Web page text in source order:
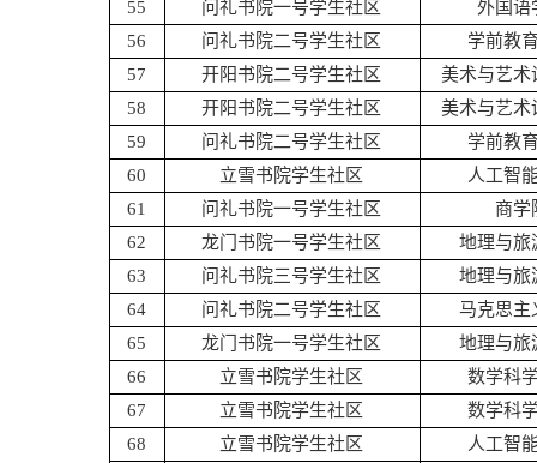
55
问礼书院一号学生社区
外国语
56
问礼书院二号学生社区
学前教
57
开阳书院二号学生社区
美术与艺术
58
开阳书院二号学生社区
美术与艺术
59
问礼书院二号学生社区
学前教
60
立雪书院学生社区
人工智
61
问礼书院一号学生社区
商学
62
龙门书院一号学生社区
地理与旅
63
问礼书院三号学生社区
地理与旅
64
问礼书院二号学生社区
马克思主
65
龙门书院一号学生社区
地理与旅
66
立雪书院学生社区
数学科
67
立雪书院学生社区
数学科
68
立雪书院学生社区
人工智